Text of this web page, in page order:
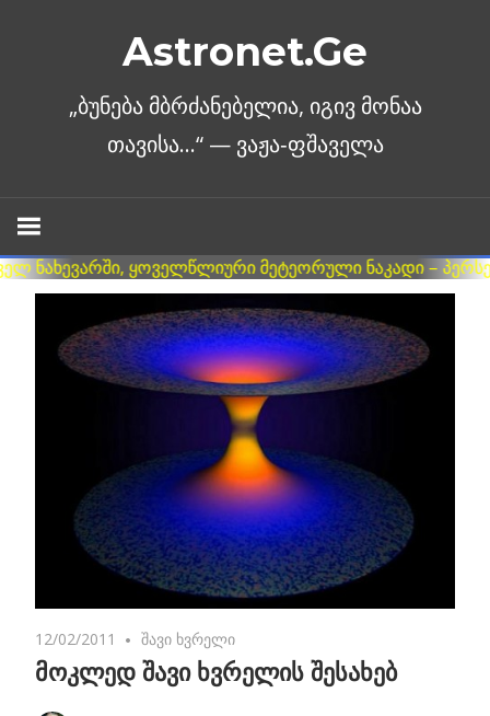
Astronet.Ge
12/02/2011 5 comments
შავი ხვრელი
მოკლედ შავი ხვრელის შესახებ